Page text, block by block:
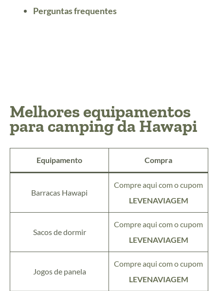
Perguntas frequentes
Melhores equipamentos
para camping da Hawapi
Equipamento Compra
Barracas Hawapi
Compre aqui com o cupom
LEVENAVIAGEM
Sacos de dormir
Compre aqui com o cupom
LEVENAVIAGEM
Jogos de panela
Compre aqui com o cupom
LEVENAVIAGEM